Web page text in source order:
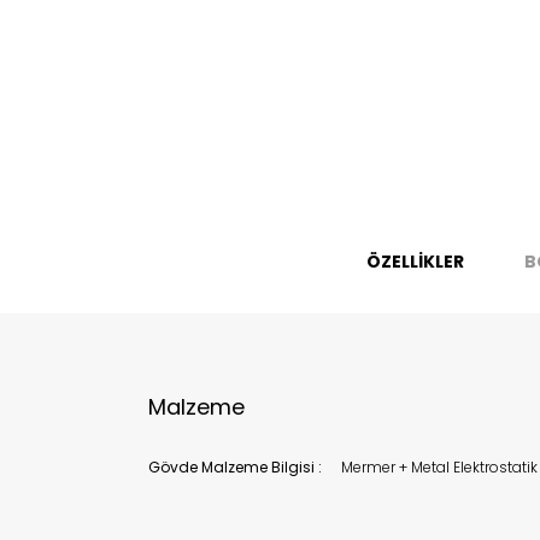
ÖZELLİKLER
Malzeme
Gövde Malzeme Bilgisi : Mermer + Metal